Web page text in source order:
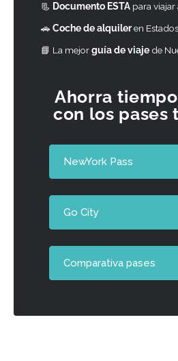
📃 Documento ESTA para viajar
🚗 Coche de alquileren
📘 La mejorguía de viaje de
Ahorra
con los pases
NewYork Pass
Go City
Comparativa pases